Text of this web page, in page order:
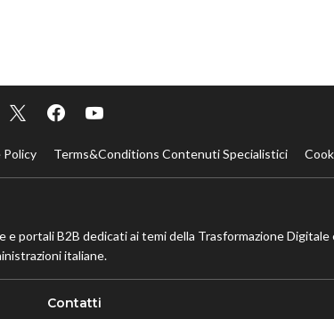
Policy Terms&Conditions Contenuti Specialistici
portali B2B dedicati ai temi della Trasformazione
italiane.
Contatti